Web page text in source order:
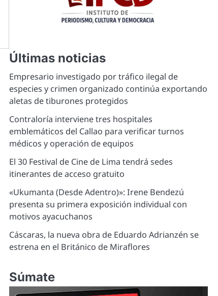
Últimas noticias
Empresario investigado por tráfico ilegal de
especies y crimen organizado continúa exportando
aletas de tiburones protegidos
Contraloría interviene tres hospitales
emblemáticos del Callao para verificar turnos
médicos y operación de equipos
El 30 Festival de Cine de Lima tendrá sedes
itinerantes de acceso gratuito
«Ukumanta (Desde Adentro)»: Irene Bendezú
presenta su primera exposición individual con
motivos ayacuchanos
Cáscaras, la nueva obra de Eduardo Adrianzén se
estrena en el Británico de Miraflores
Súmate